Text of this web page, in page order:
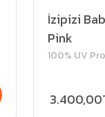
İzipizi
Pink
100% UV